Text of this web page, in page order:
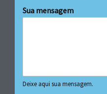
Sua mensagem
Deixe aqui sua mensagem.